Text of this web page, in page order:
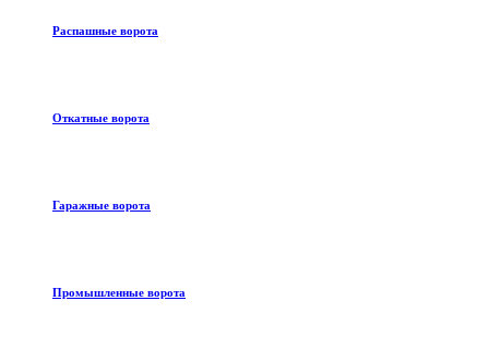
Распашные ворота
Откатные ворота
Гаражные ворота
Промышленные ворота